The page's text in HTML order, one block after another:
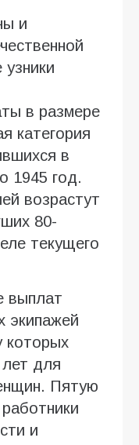
и
в размере
категория
в
1945 год.
возрастут
80-
текущего
выплат
экипажей
которых
лет для
Пятую
и